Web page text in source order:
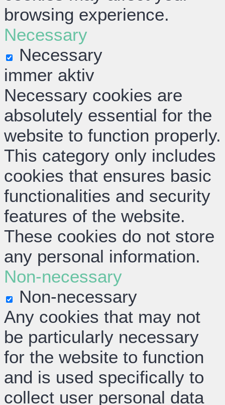
browsing experience.
Necessary
Necessary
immer aktiv
Necessary cookies are
absolutely essential for the
website to function properly.
This category only includes
cookies that ensures basic
functionalities and security
features of the website.
These cookies do not store
any personal information.
Non-necessary
Non-necessary
Any cookies that may not
be particularly necessary
for the website to function
and is used specifically to
collect user personal data